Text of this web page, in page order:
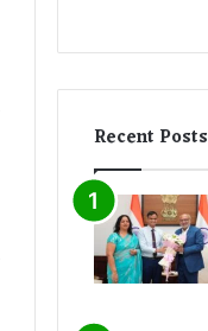
Recent Posts